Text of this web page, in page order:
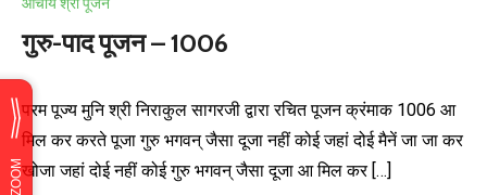
गुरु-पाद पूजन – 1006
परम पूज्य मुनि श्री निराकुल सागरजी द्वारा रचित पूजन क्रंमाक 1006 आ
मिल कर करते पूजा गुरु भगवन् जैसा दूजा नहीं कोई जहां दोई मैनें जा जा कर
खोजा जहां दोई नहीं कोई गुरु भगवन् जैसा दूजा आ मिल कर […]